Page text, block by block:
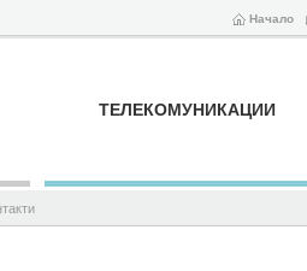
Начало
ТЕЛЕКОМУНИКАЦИИ